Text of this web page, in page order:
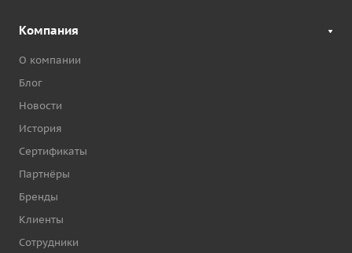
Компания
О компании
Блог
Новости
История
Сертификаты
Партнёры
Бренды
Клиенты
Сотрудники